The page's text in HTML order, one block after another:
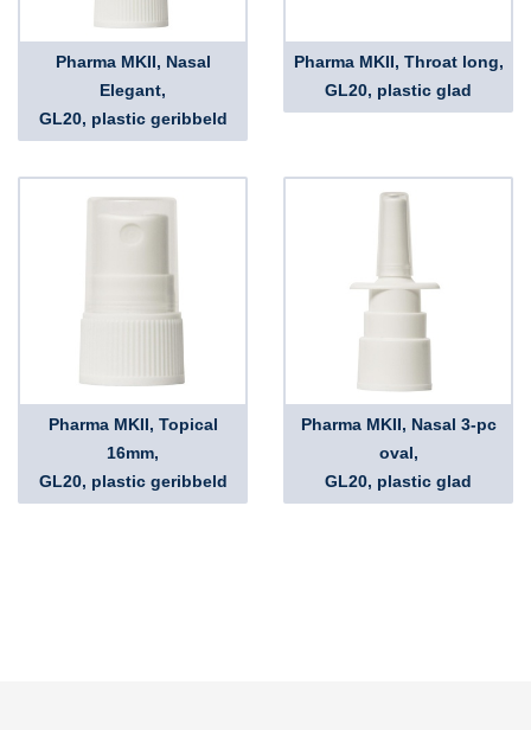
Pharma MKII, Nasal
Elegant,
GL20, plastic geribbeld
Pharma MKII, Throat long,
GL20, plastic glad
Pharma MKII, Topical
16mm,
GL20, plastic geribbeld
Pharma MKII, Nasal 3-pc
oval,
GL20, plastic glad